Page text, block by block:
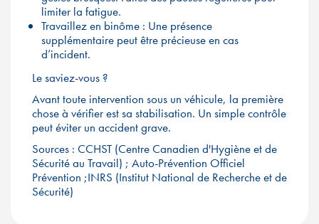
limiter la fatigue.
Travaillez en binôme : Une présence
supplémentaire peut être précieuse en cas
d’incident.
Le saviez-vous ?
Avant toute intervention sous un véhicule, la première
chose à vérifier est sa stabilisation. Un simple contrôle
peut éviter un accident grave.
Sources : CCHST (Centre Canadien d'Hygiène et de
Sécurité au Travail) ; Auto-Prévention Officiel
Prévention ;INRS (Institut National de Recherche et de
Sécurité)